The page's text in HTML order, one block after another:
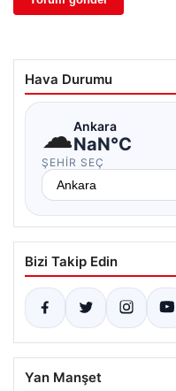
Hava Durumu
☁Ankara
NaN°C
ŞEHIR SEÇ
Bizi Takip Edin
Yan Manşet